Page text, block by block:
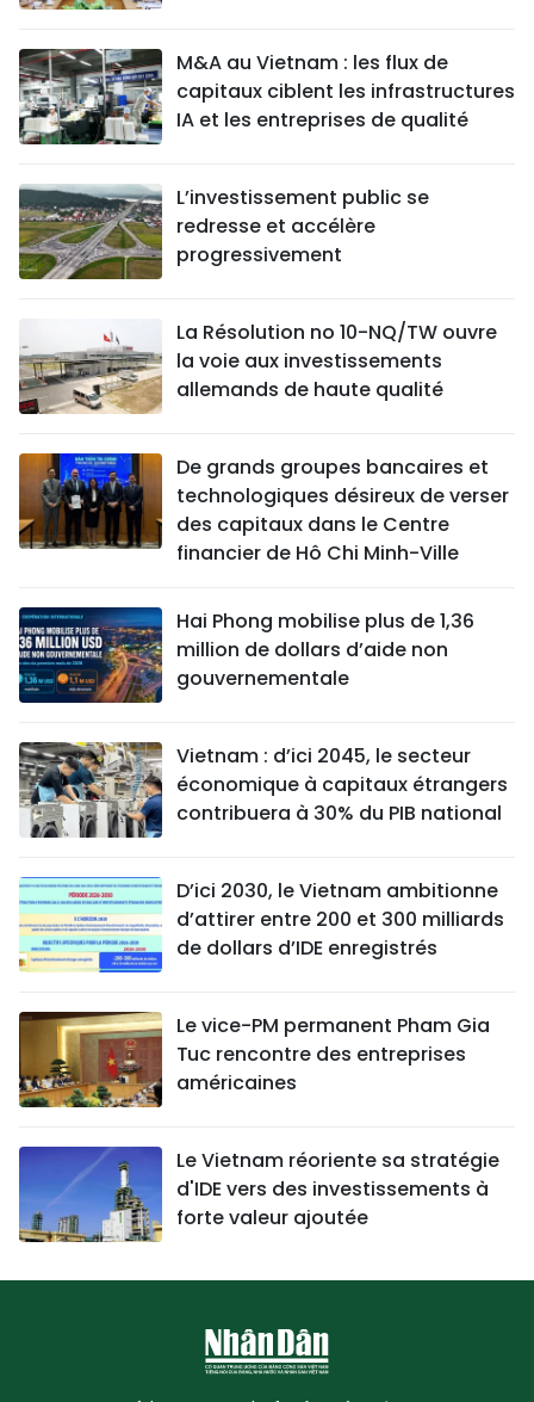
M&A au Vietnam : les flux de
capitaux ciblent les infrastructures
IA et les entreprises de qualité
L’investissement public se
redresse et accélère
progressivement
La Résolution no 10-NQ/TW ouvre
la voie aux investissements
allemands de haute qualité
De grands groupes bancaires et
technologiques désireux de verser
des capitaux dans le Centre
financier de Hô Chi Minh-Ville
Hai Phong mobilise plus de 1,36
million de dollars d’aide non
gouvernementale
Vietnam : d’ici 2045, le secteur
économique à capitaux étrangers
contribuera à 30% du PIB national
D’ici 2030, le Vietnam ambitionne
d’attirer entre 200 et 300 milliards
de dollars d’IDE enregistrés
Le vice-PM permanent Pham Gia
Tuc rencontre des entreprises
américaines
Le Vietnam réoriente sa stratégie
d'IDE vers des investissements à
forte valeur ajoutée